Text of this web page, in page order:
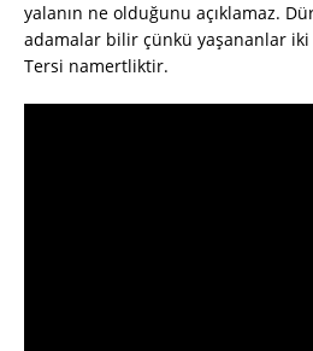
yalanın ne olduğunu açıklamaz.
adamalar bilir çünkü yaşananlar iki
Tersi namertliktir.